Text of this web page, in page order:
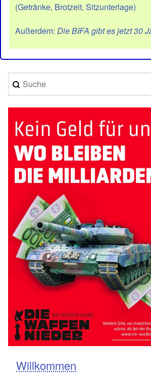
(Getränke, Brotzeit, Sitzunterlage)
Außerdem: Die BIFA gibt es jetzt 30
Suche
Navigation
Willkommen